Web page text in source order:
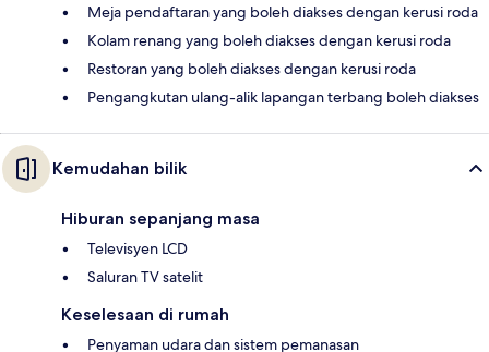
Meja pendaftaran yang boleh diakses dengan kerusi roda
Kolam renang yang boleh diakses dengan kerusi roda
Restoran yang boleh diakses dengan kerusi roda
Pengangkutan ulang-alik lapangan terbang boleh diakses
Kemudahan bilik
Hiburan sepanjang masa
Televisyen LCD
Saluran TV satelit
Keselesaan di rumah
Penyaman udara dan sistem pemanasan